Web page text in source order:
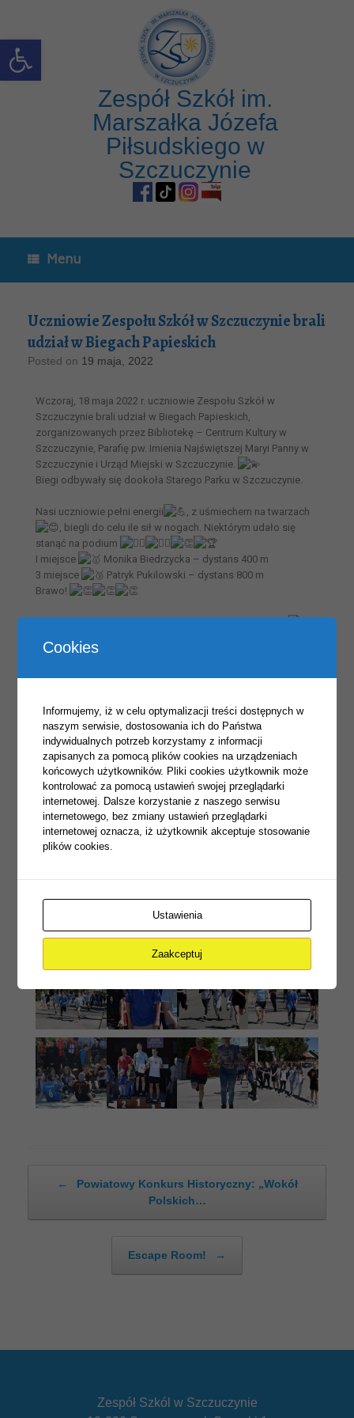
Open toolbar
Zespół Szkół im.
Marszałka Józefa
Piłsudskiego w
Szczuczynie
Menu
Uczniowie Zespołu Szkół w Szczuczynie brali
udział w Biegach Papieskich
Posted on 19 maja, 2022
Wczoraj, 18 maja 2022 r. uczniowie Zespołu Szkół w
Szczuczynie brali udział w Biegach Papieskich,
zorganizowanych przez Bibliotekę – Centrum Kultury w
Szczuczynie, Parafię pw. Imienia Najświętszej Maryi Panny w
Szczuczynie i Urząd Miejski w Szczuczynie.
Biegi odbywały się dookoła Starego Parku w Szczuczynie.
Nasi uczniowie pełni energii
, z uśmiechem na twarzach
, biegli do celu ile sił w nogach. Niektórym udało się
stanąć na podium
I miejsce
Monika Biedrzycka – dystans 400 m
3 miejsce
Patryk Pukilowski – dystans 800 m
Brawo!
Zdjęcia : Andrzej Kosmowski / Andrzej Szabelski
Biblioteka – Centrum Kultury w Szczuczynie
←
Powiatowy Konkurs Historyczny: „Wokół
Polskich…
Escape Room! →
Zespół Szkól w Szczuczynie
Cookies
Informujemy, iż w celu optymalizacji treści dostępnych w
naszym serwisie, dostosowania ich do Państwa
indywidualnych potrzeb korzystamy z informacji
zapisanych za pomocą plików cookies na urządzeniach
końcowych użytkowników. Pliki cookies użytkownik może
kontrolować za pomocą ustawień swojej przeglądarki
internetowej. Dalsze korzystanie z naszego serwisu
internetowego, bez zmiany ustawień przeglądarki
internetowej oznacza, iż użytkownik akceptuje stosowanie
plików cookies.
Ustawienia
Zaakceptuj